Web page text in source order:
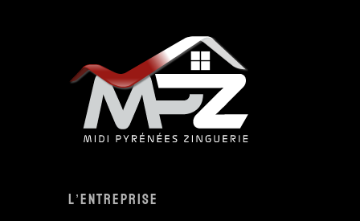
L’entreprise